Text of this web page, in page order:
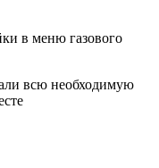
в меню газового
всю необходимую